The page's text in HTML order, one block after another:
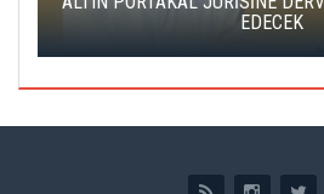
EDECEK